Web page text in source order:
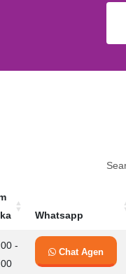
Whatsapp
Whatsapp
-
Chat Agen